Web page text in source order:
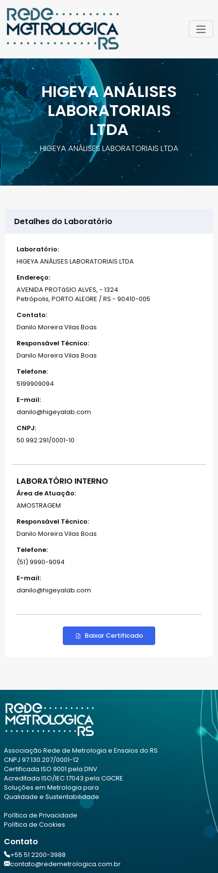
HIGEYA ANÁLISES
LABORATORIAIS
LTDA
HIGEYA ANÁLISES LABORATORIAIS LTDA
Detalhes do Laboratório
Laboratório:
HIGEYA ANÁLISES LABORATORIAIS LTDA
Endereço:
AVENIDA PROTáSIO ALVES, - 1324
Petrópolis, PORTO ALEGRE / RS - 90410-005
Contato:
Danilo Moreira Vilas Boas
Responsável Técnico:
Danilo Moreira Vilas Boas
Telefone:
5199909094
E-mail:
danilo@higeyalab.com
CNPJ:
50.992.291/0001-10
LABORATÓRIO INTERNO
Área de Atuação:
AMOSTRAGEM
Responsável Técnico:
Danilo Moreira Vilas Boas
Telefone:
(51) 9990-9094
E-mail:
danilo@higeyalab.com
Baixar Certificado
Associação Rede de Metrologia e Ensaios do RS
CNPJ 97.130.207/0001-12
Certificada ISO 9001 pela DNV
Acreditada ISO/IEC 17043 pela CGCRE
Soluções em Metrologia para
Qualidade e Sustentabilidade
Política de Privacidade
Política de Cookies
Contato
+55 51 2200-3988
contato@redemetrologica.com.br